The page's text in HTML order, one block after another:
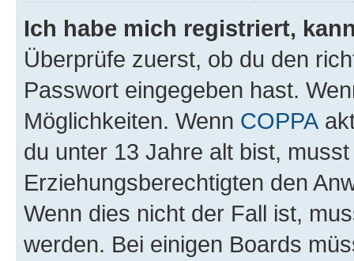
Ich habe mich registriert,
Überprüfe zuerst, ob du den
Passwort eingegeben hast.
Möglichkeiten. Wenn COPPA
du unter 13 Jahre alt bist,
Erziehungsberechtigten den
Wenn dies nicht der Fall ist,
werden. Bei einigen Boards